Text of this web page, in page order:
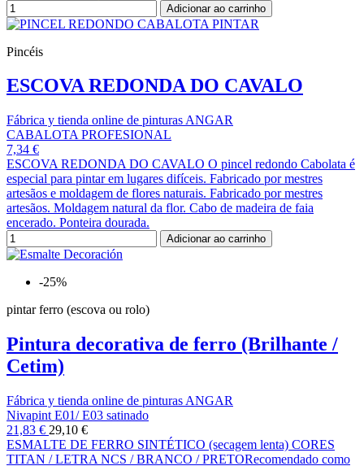
Adicionar ao carrinho
Pincéis
ESCOVA REDONDA DO CAVALO
Fábrica y tienda online de pinturas ANGAR
CABALOTA PROFESIONAL
7,34 €
ESCOVA REDONDA DO CAVALO O pincel redondo Cabolata é
especial para pintar em lugares difíceis. Fabricado por mestres
artesãos e moldagem de flores naturais. Fabricado por mestres
artesãos. Moldagem natural da flor. Cabo de madeira de faia
encerado. Ponteira dourada.
Adicionar ao carrinho
-25%
pintar ferro (escova ou rolo)
Pintura decorativa de ferro (Brilhante /
Cetim)
Fábrica y tienda online de pinturas ANGAR
Nivapint E01/ E03 satinado
21,83 € 29,10 €
ESMALTE DE FERRO SINTÉTICO (secagem lenta) CORES
TITAN / LETRA NCS / BRANCO / PRETORecomendado como